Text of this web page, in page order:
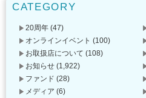
CATEGORY
20周年 (47)
オンラインイベント (100)
お取扱店について (108)
お知らせ (1,922)
ファンド (28)
メディア (6)